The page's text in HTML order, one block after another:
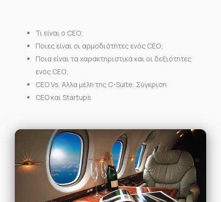
Τι είναι ο CEO;
Ποιες είναι οι αρμοδιότητες ενός CEO;
Ποια είναι τα χαρακτηριστικά και οι δεξιότητες
ενός CEO;
CEO Vs. Άλλα μέλη της C-Suite: Σύγκριση
CEO και Startups